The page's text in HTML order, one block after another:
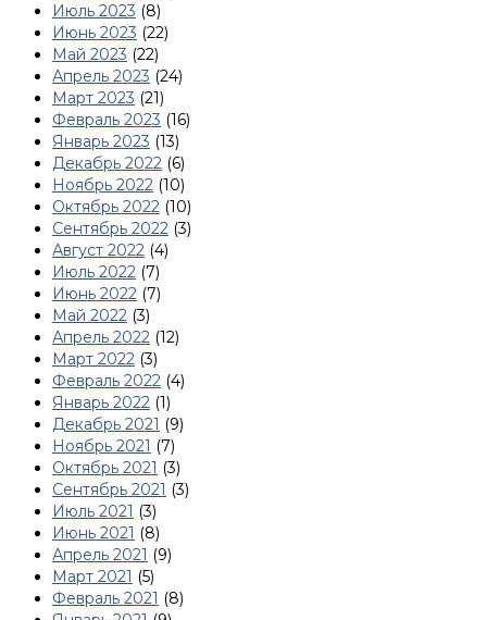
Июль 2023 (8)
Июнь 2023 (22)
Май 2023 (22)
Апрель 2023 (24)
Март 2023 (21)
Февраль 2023 (16)
Январь 2023 (13)
Декабрь 2022 (6)
Ноябрь 2022 (10)
Октябрь 2022 (10)
Сентябрь 2022 (3)
Август 2022 (4)
Июль 2022 (7)
Июнь 2022 (7)
Май 2022 (3)
Апрель 2022 (12)
Март 2022 (3)
Февраль 2022 (4)
Январь 2022 (1)
Декабрь 2021 (9)
Ноябрь 2021 (7)
Октябрь 2021 (3)
Сентябрь 2021 (3)
Июль 2021 (3)
Июнь 2021 (8)
Апрель 2021 (9)
Март 2021 (5)
Февраль 2021 (8)